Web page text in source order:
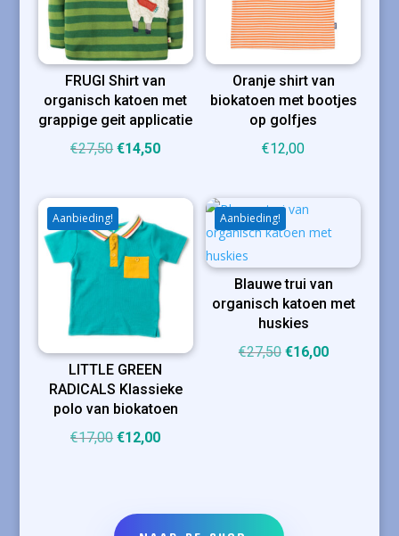
FRUGI Shirt van
organisch katoen met
grappige geit applicatie
€27,50 Oorspronkelijke
was:
€27,50.
€14,50Huidige
is:
Oranje shirt van
biokatoen met bootjes
op golfjes
€12,00
Aanbieding!
LITTLE GREEN
RADICALS Klassieke
polo van biokatoen
€17,00 Oorspronkelijke
€12,00Huidige
Aanbieding!
Blauwe trui van
organisch katoen met
huskies
€27,50 Oorspronkelijke
€16,00Huidige